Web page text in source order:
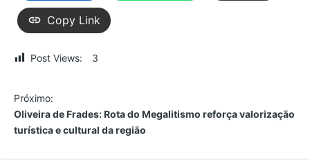
Copy Link
Post Views: 3
N
a
Próximo:
Oliveira de Frades: Rota do Megalitismo reforça valorização
turística e cultural da região